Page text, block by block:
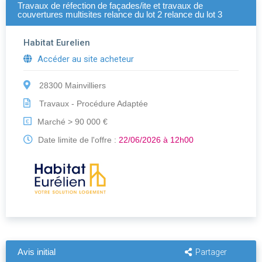
Travaux de réfection de façades/ite et travaux de
couvertures multisites relance du lot 2 relance du lot 3
Habitat Eurelien
Accéder au site acheteur
28300 Mainvilliers
Travaux - Procédure Adaptée
€
Marché > 90 000 €
Date limite de l'offre : 22/06/2026 à 12h00
Avis initial Partager